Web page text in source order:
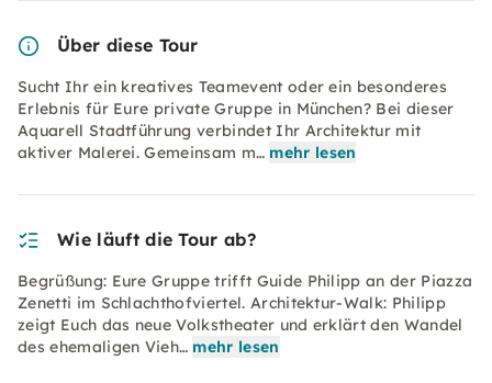
Über diese Tour
Sucht Ihr ein kreatives Teamevent oder ein besonderes
Erlebnis für Eure private Gruppe in München? Bei dieser
Aquarell Stadtführung verbindet Ihr Architektur mit
aktiver Malerei. Gemeinsam m… mehr lesen
Wie läuft die Tour ab?
Begrüßung: Eure Gruppe trifft Guide Philipp an der Piazza
Zenetti im Schlachthofviertel. Architektur-Walk: Philipp
zeigt Euch das neue Volkstheater und erklärt den Wandel
des ehemaligen Vieh… mehr lesen